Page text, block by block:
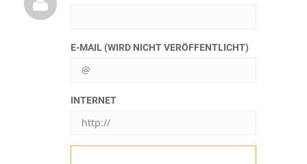
E-MAIL (WIRD NICHT VERÖFFENTLICHT)
INTERNET